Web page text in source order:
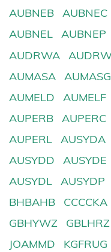
AUBNEB
AUBNEC
AUBNEL
AUBNEP
AUDRWA
AUMASA
AUMASG
AUMELD
AUMELF
AUPERB
AUPERC
AUPERL
AUSYDA
AUSYDD
AUSYDE
AUSYDL
AUSYDP
BHBAHB
CCCCKA
GBHYWZ
GBLHRZ
JOAMMD
KGFRUG